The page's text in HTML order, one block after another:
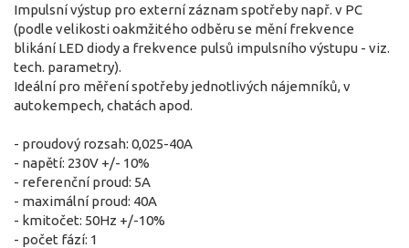
Impulsní výstup pro externí záznam spotřeby např. v PC
(podle velikosti oakmžitého odběru se mění frekvence
blikání LED diody a frekvence pulsů impulsního výstupu - viz.
tech. parametry).
Ideální pro měření spotřeby jednotlivých nájemníků, v
autokempech, chatách apod.
- proudový rozsah: 0,025-40A
- napětí: 230V +/- 10%
- referenční proud: 5A
- maximální proud: 40A
- kmitočet: 50Hz +/-10%
- počet fází: 1